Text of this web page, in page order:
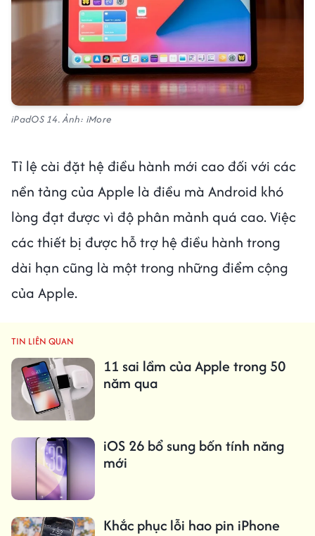
iPadOS 14. Ảnh: iMore
Tỉ lệ cài đặt hệ điều hành mới cao đối với các
nền tảng của Apple là điều mà Android khó
lòng đạt được vì độ phân mảnh quá cao. Việc
các thiết bị được hỗ trợ hệ điều hành trong
dài hạn cũng là một trong những điểm cộng
của Apple.
TIN LIÊN QUAN
11 sai lầm của Apple trong 50
năm qua
iOS 26 bổ sung bốn tính năng
mới
Khắc phục lỗi hao pin iPhone